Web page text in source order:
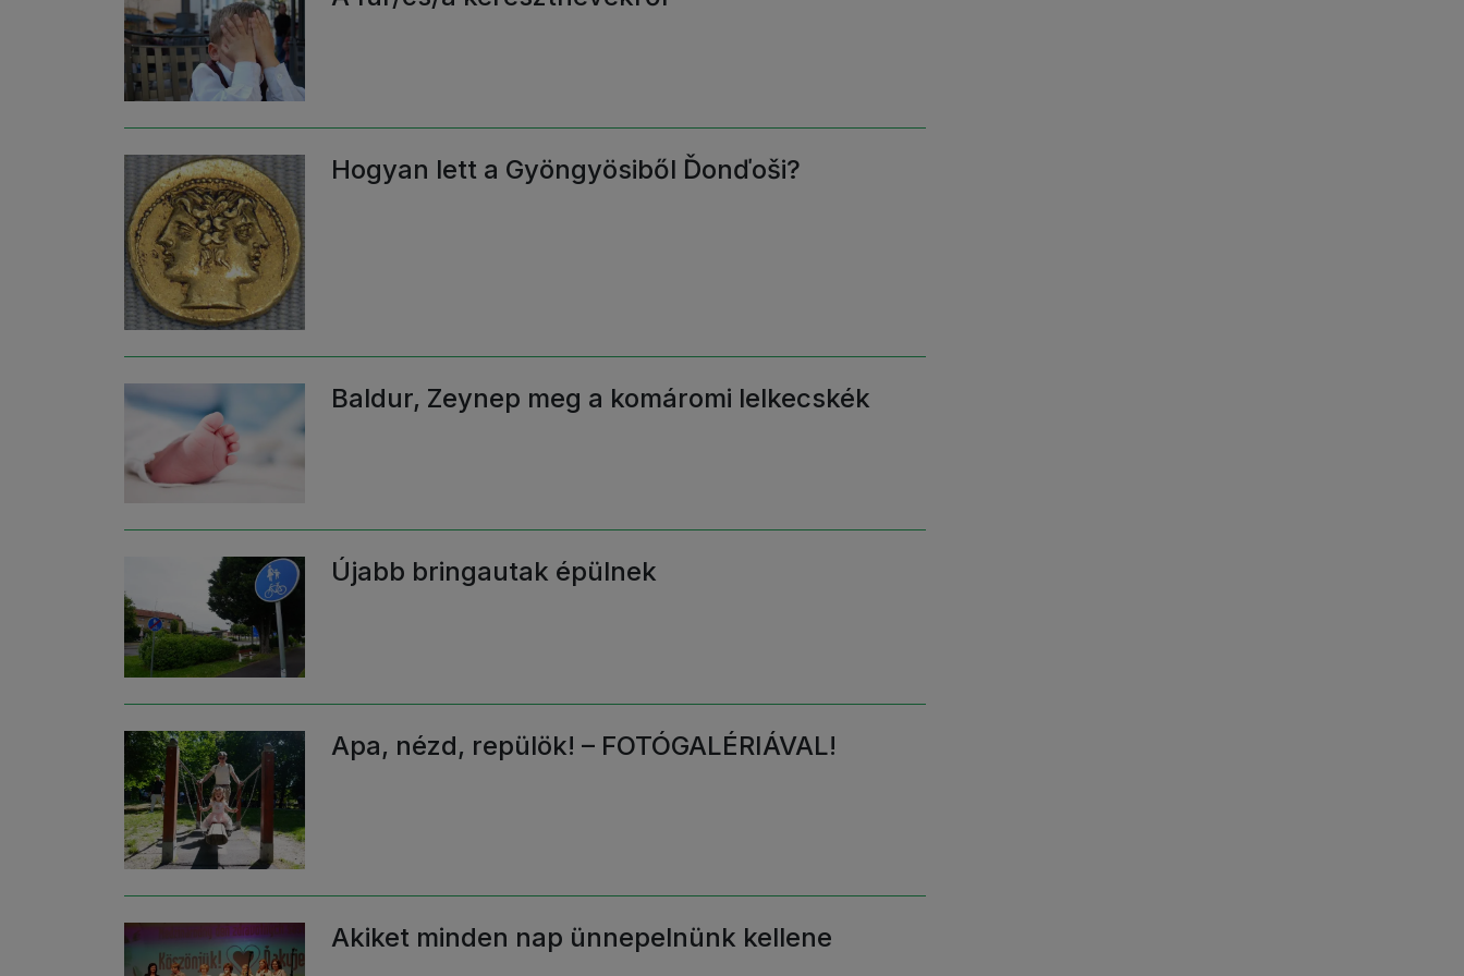
Hogyan lett a Gyöngyösiből Ďonďoši?
Baldur, Zeynep meg a komáromi lelkecskék
Újabb bringautak épülnek
Apa, nézd, repülök! – FOTÓGALÉRIÁVAL!
Akiket minden nap ünnepelnünk kellene